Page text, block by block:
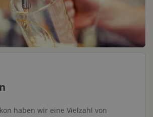
haben wir eine Vielzahl von